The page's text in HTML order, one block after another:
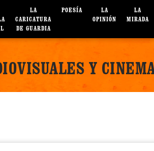
LA
CARICATURA
DE GUARDIA
POESÍA
LA
OPINIÓN
LA
MIRADA
Y